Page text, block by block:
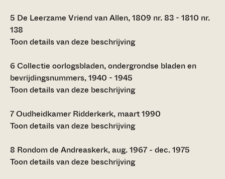
5 De Leerzame Vriend van Allen, 1809 nr. 83 - 1810 nr.
138
Toon details van deze beschrijving
6 Collectie oorlogsbladen, ondergrondse bladen en
bevrijdingsnummers, 1940 - 1945
Toon details van deze beschrijving
7Oudheidkamer Ridderkerk, maart 1990
Toon details van deze beschrijving
8 Rondom de Andreaskerk, aug. 1967 - dec. 1975
Toon details van deze beschrijving